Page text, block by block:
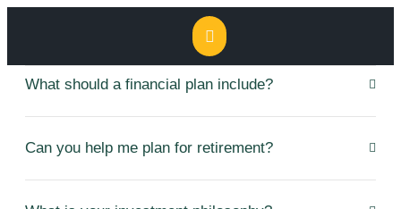
What should a financial plan include?
Can you help me plan for retirement?